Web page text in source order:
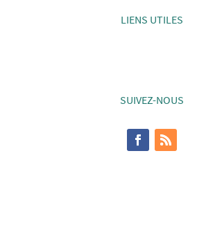
LIENS UTILES
SUIVEZ-NOUS